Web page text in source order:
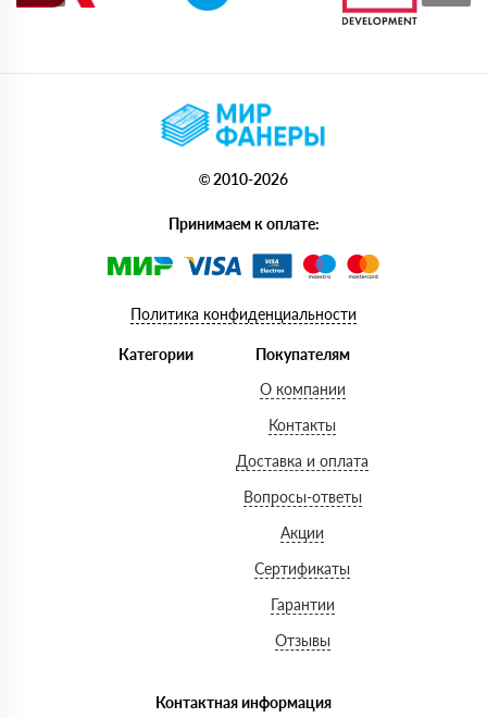
© 2010-2026
Принимаем к оплате:
Политика конфиденциальности
Категории
Покупателям
О компании
Контакты
Доставка и оплата
Вопросы-ответы
Акции
Сертификаты
Гарантии
Отзывы
Контактная информация